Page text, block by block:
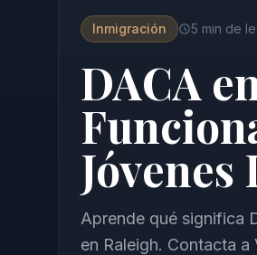
Inmigración 5 min de
DACA
Aprende qué significa
en Raleigh. Contacta